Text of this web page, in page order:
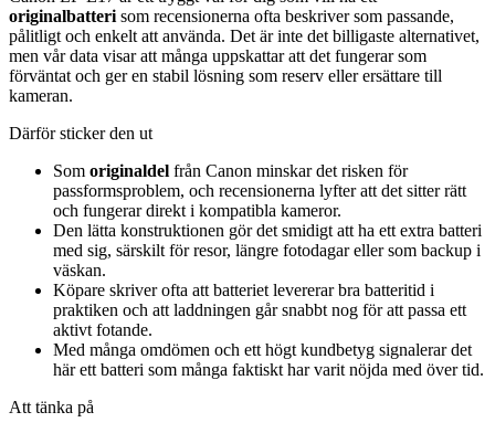
originalbatteri som recensionerna ofta beskriver som passande,
pålitligt och enkelt att använda. Det är inte det billigaste alternativet,
men vår data visar att många uppskattar att det fungerar som
förväntat och ger en stabil lösning som reserv eller ersättare till
kameran.
Därför sticker den ut
Som originaldel från Canon minskar det risken för
passformsproblem, och recensionerna lyfter att det sitter rätt
och fungerar direkt i kompatibla kameror.
Den lätta konstruktionen gör det smidigt att ha ett extra batteri
med sig, särskilt för resor, längre fotodagar eller som backup i
väskan.
Köpare skriver ofta att batteriet levererar bra batteritid i
praktiken och att laddningen går snabbt nog för att passa ett
aktivt fotande.
Med många omdömen och ett högt kundbetyg signalerar det
här ett batteri som många faktiskt har varit nöjda med över tid.
Att tänka på